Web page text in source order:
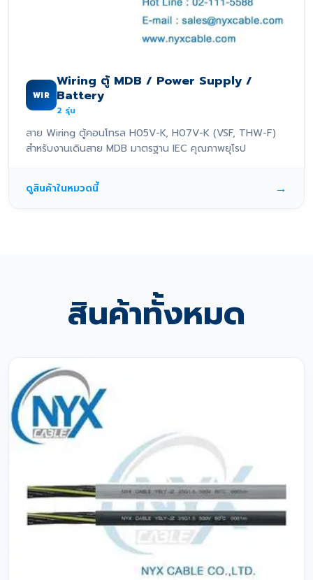
WIR
Wiring ตู้ MDB / Power Supply /
Battery
2 รุ่น
สาย Wiring ตู้คอนโทรล H05V-K, H07V-K (VSF, THW-F)
สำหรับงานเดินสาย MDB มาตรฐาน IEC คุณภาพยุโรป
ดูสินค้าในหมวดนี้ →
สินค้าทั้งหมด